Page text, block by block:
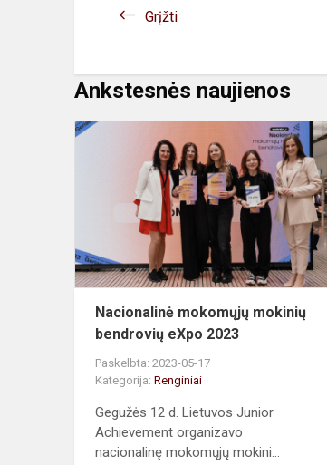
Grįžti
Ankstesnės naujienos
Nacionalinė mokomųjų mokinių
bendrovių eXpo 2023
Paskelbta: 2023-05-17
Kategorija: Renginiai
Gegužės 12 d. Lietuvos Junior
Achievement organizavo
nacionalinę mokomųjų mokini...